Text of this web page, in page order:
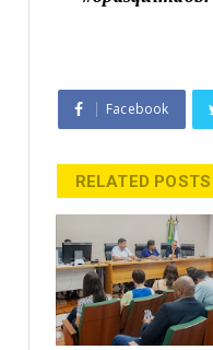
Facebook
RELATED POSTS